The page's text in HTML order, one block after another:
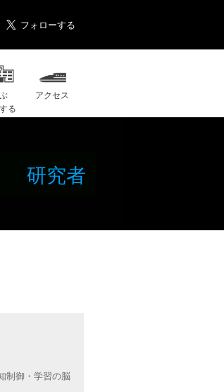
る
アクセス
研究者
制御・学習の脳